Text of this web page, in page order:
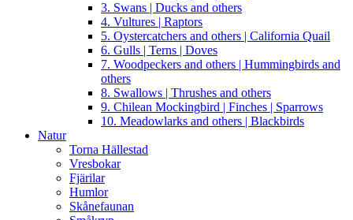
3. Swans | Ducks and others
4. Vultures | Raptors
5. Oystercatchers and others | California Quail
6. Gulls | Terns | Doves
7. Woodpeckers and others | Hummingbirds and
others
8. Swallows | Thrushes and others
9. Chilean Mockingbird | Finches | Sparrows
10. Meadowlarks and others | Blackbirds
Natur
Torna Hällestad
Vresbokar
Fjärilar
Humlor
Skånefaunan